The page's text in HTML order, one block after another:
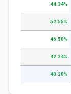
44.34%
52.55%
46.50%
42.24%
40.20%